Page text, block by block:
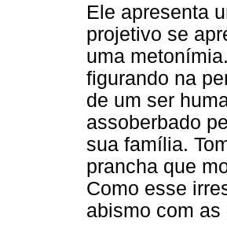
Ele apresenta
projetivo se
uma
figurando na
de um ser
assoberbado
sua família.
prancha que
Como esse
abismo com as